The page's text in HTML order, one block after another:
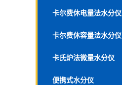
卡尔费休电量法水分仪
卡尔费休容量法水分仪
卡氏炉法微量水分仪
便携式水分仪